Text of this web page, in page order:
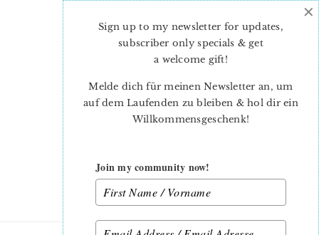
Sign up to my newsletter for updates,
subscriber only specials & get
a welcome gift!
Melde dich für meinen Newsletter an, um
auf dem Laufenden zu bleiben & hol dir ein
Willkommensgeschenk!
Join my community now!
×